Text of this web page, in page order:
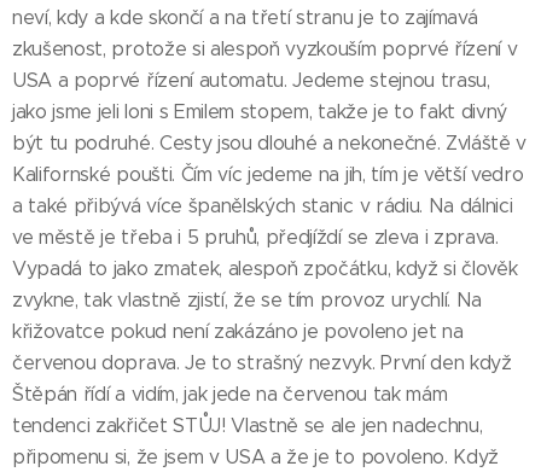
neví, kdy a kde skončí a na třetí stranu je to zajímavá
zkušenost, protože si alespoň vyzkouším poprvé řízení v
USA a poprvé řízení automatu. Jedeme stejnou trasu,
jako jsme jeli loni s Emilem stopem, takže je to fakt divný
být tu podruhé. Cesty jsou dlouhé a nekonečné. Zvláště v
Kalifornské poušti. Čím víc jedeme na jih, tím je větší vedro
a také přibývá více španělských stanic v rádiu. Na dálnici
ve městě je třeba i 5 pruhů, předjíždí se zleva i zprava.
Vypadá to jako zmatek, alespoň zpočátku, když si člověk
zvykne, tak vlastně zjistí, že se tím provoz urychlí. Na
křižovatce pokud není zakázáno je povoleno jet na
červenou doprava. Je to strašný nezvyk. První den když
Štěpán řídí a vidím, jak jede na červenou tak mám
tendenci zakřičet STŮJ! Vlastně se ale jen nadechnu,
připomenu si, že jsem v USA a že je to povoleno. Když